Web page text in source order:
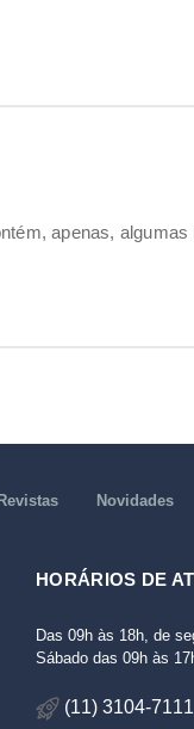
apenas,
Revistas Novidades
HORÁRIOS DE
Das 09h às 18h, de
Sábado das 09h às
(11) 3104-7111